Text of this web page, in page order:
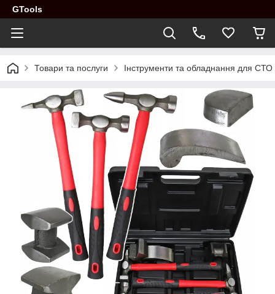
GTools
Товари та послуги Інструменти та обладнання для СТО